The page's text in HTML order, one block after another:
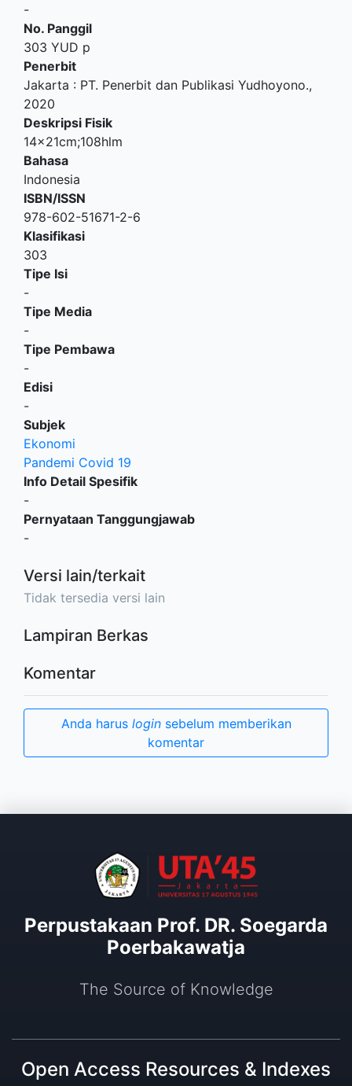
-
No. Panggil
303 YUD p
Penerbit
Jakarta : PT. Penerbit dan Publikasi Yudhoyono.,
2020
Deskripsi Fisik
14x21cm;108hlm
Bahasa
Indonesia
ISBN/ISSN
978-602-51671-2-6
Klasifikasi
303
Tipe Isi
-
Tipe Media
-
Tipe Pembawa
-
Edisi
-
Subjek
Ekonomi
Pandemi Covid 19
Info Detail Spesifik
-
Pernyataan Tanggungjawab
-
Versi lain/terkait
Tidak tersedia versi lain
Lampiran Berkas
Komentar
Anda harus loginsebelum memberikan
komentar
Perpustakaan Prof. DR. Soegarda
Poerbakawatja
The Source of Knowledge
Open Access Resources & Indexes